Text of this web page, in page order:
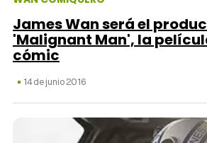
James Wan será el
'Malignant Man', la
cómic
14 de junio 2016